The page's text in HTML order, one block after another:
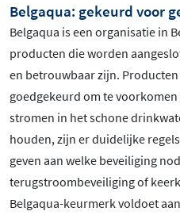
Belgaqua: gekeurd voor
Belgaqua is een organisatie in
producten die worden
en betrouwbaar zijn.
goedgekeurd om te
stromen in het schone
houden, zijn er duidelijke
geven aan welke beveiliging
terugstroombeveiliging of
Belgaqua-keurmerk voldoet